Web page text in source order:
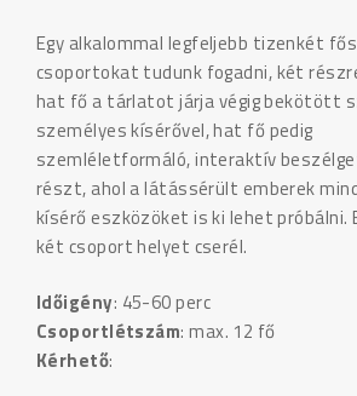
Egy alkalommal legfeljebb tizenkét fős
csoportokat tudunk fogadni, két
hat fő a tárlatot járja végig bekötött
személyes kísérővel, hat fő pedig
szemléletformáló, interaktív
részt, ahol a látássérült emberek
kísérő eszközöket is ki lehet próbálni.
két csoport helyet cserél.
Időigény: 45-60 perc
Csoportlétszám: max. 12 fő
Kérhető: